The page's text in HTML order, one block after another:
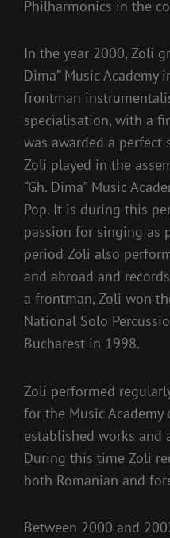
Philharmonics in the
In the year 2000, Zoli
Dima” Music Academy
frontman
specialisation, with a
was awarded a
Zoli played in the
“Gh. Dima” Music
Pop. It is during this
passion for singing as
period Zoli also
and abroad and
a frontman, Zoli won
National Solo
Bucharest in 1998.
Zoli performed
for the Music
established works and
During this time Zoli
both Romanian and
Between 2000 and